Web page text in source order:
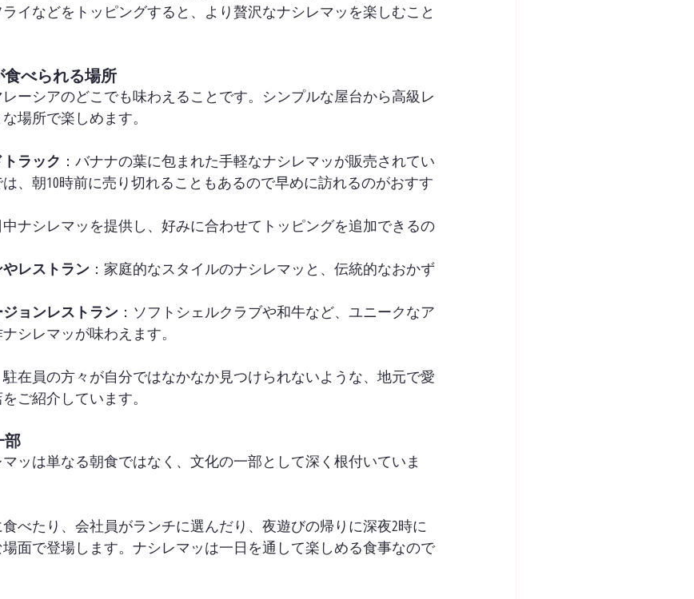
イなどをトッピングすると、より贅沢なナシレマッを楽しむこと
べられる場所
ーシアのどこでも味わえることです。シンプルな屋台から高級レ
場所で楽しめます。
ラック ：バナナの葉に包まれた手軽なナシレマッが販売されてい
、朝10時前に売り切れることもあるので早めに訪れるのがおすす
中ナシレマッを提供し、好みに合わせてトッピングを追加できるの
レストラン ：家庭的なスタイルのナシレマッと、伝統的なおかず
ョンレストラン ：ソフトシェルクラブや和牛など、ユニークなア
シレマッが味わえます。
在員の方々が自分ではなかなか見つけられないような、地元で愛
ご紹介しています。
部
ッは単なる朝食ではなく、文化の一部として深く根付いていま
べたり、会社員がランチに選んだり、夜遊びの帰りに深夜2時に
面で登場します。ナシレマッは一日を通して楽しめる食事なので